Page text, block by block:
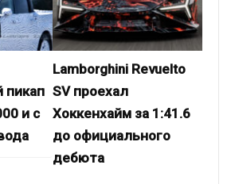
пикап
и с
Lamborghini Revuelto
SV проехал
Хоккенхайм за 1:41.6
до официального
дебюта